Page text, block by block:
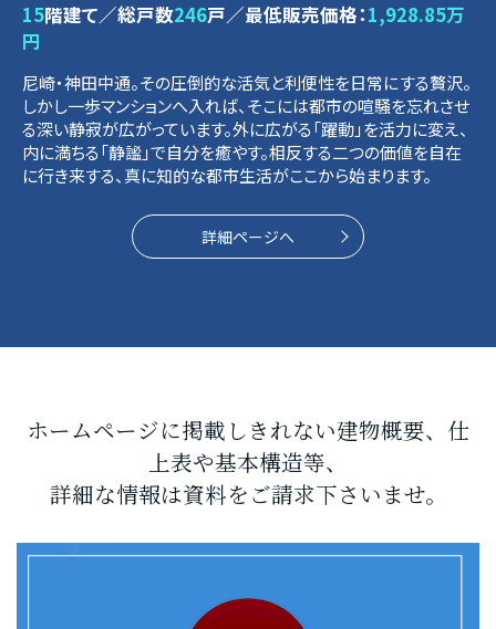
15階建て／総戸数246戸／最低販売価格：1,928.85万
円
尼崎・神田中通。その圧倒的な活気と利便性を日常にする贅沢。
しかし一歩マンションへ入れば、そこには都市の喧騒を忘れさせ
る深い静寂が広がっています。外に広がる「躍動」を活力に変え、
内に満ちる「静謐」で自分を癒やす。相反する二つの価値を自在
に行き来する、真に知的な都市生活がここから始まります。
詳細ページへ
ホームページに掲載しきれない建物概要、仕
上表や基本構造等、
詳細な情報は資料をご請求下さいませ。